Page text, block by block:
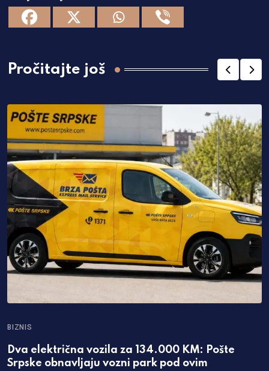
Pročitajte još
BIZNIS
Dva električna vozila za 134.000 KM: Pošte
Srpske obnavljaju vozni park pod ovim